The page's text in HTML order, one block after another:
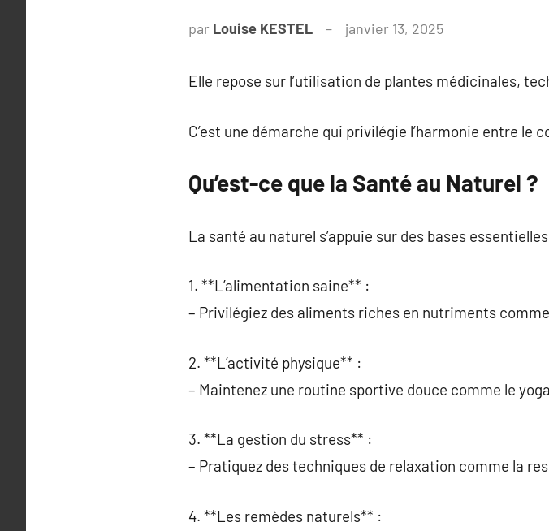
par Louise KESTEL janvier 13, 2025
Elle repose sur l’utilisation de plantes médicinales,
C’est une démarche qui privilégie l’harmonie entre le
Qu’est-ce que la Santé au Naturel ?
La santé au naturel s’appuie sur des bases
1. **L’alimentation saine** :
– Privilégiez des aliments riches en nutriments
2. **L’activité physique** :
– Maintenez une routine sportive douce comme le
3. **La gestion du stress** :
– Pratiquez des techniques de relaxation comme la
4. **Les remèdes naturels** :